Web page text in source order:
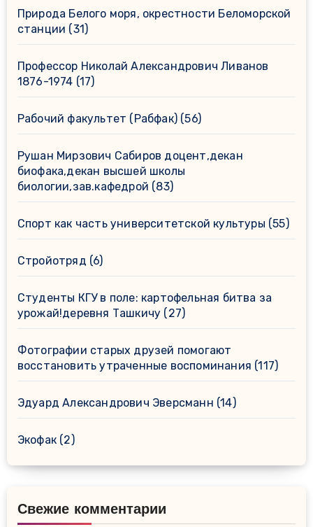
Природа Белого моря, окрестности Беломорской
станции (31)
Профессор Николай Александрович Ливанов
1876-1974 (17)
Рабочий факультет (Рабфак)(56)
Рушан Мирзович Сабиров доцент,декан
биофака,декан высшей школы
биологии,зав.кафедрой (83)
Спорт как часть университетской культуры (55)
Стройотряд (6)
Студенты КГУ в поле: картофельная битва за
урожай!деревня Ташкичу (27)
Фотографии старых друзей помогают
восстановить утраченные воспоминания (117)
Эдуард Александрович Эверсманн (14)
Экофак(2)
Свежие комментарии